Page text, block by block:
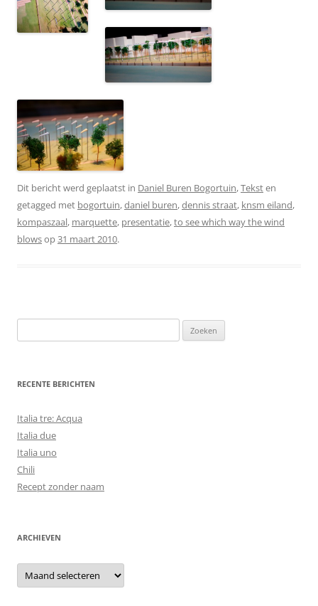
Dit bericht werd geplaatst in Daniel Buren Bogortuin,Teksten
getagged met bogortuin,daniel buren,dennis straat, knsm eiland,
kompaszaal, marquette, presentatie,to see which way the wind
blowsop31 maart 2010.
naar:
RECENTE BERICHTEN
Italia tre: Acqua
Italia due
Italia uno
Chili
Recept zonder naam
ARCHIEVEN
Archieven